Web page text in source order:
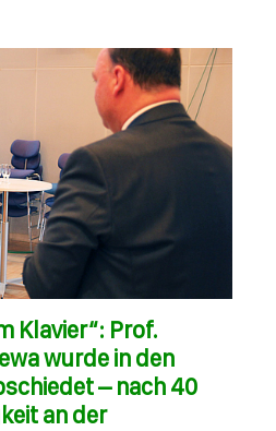
Klavier“: Prof.
wurde in den
– nach 40
an der